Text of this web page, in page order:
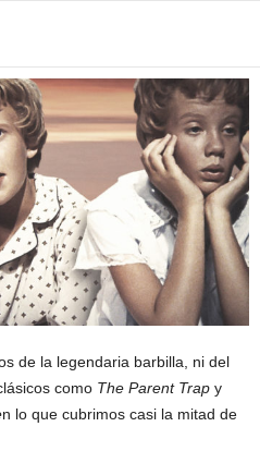
de la legendaria barbilla, ni del
como The Parent Trap y
n lo que cubrimos casi la mitad de